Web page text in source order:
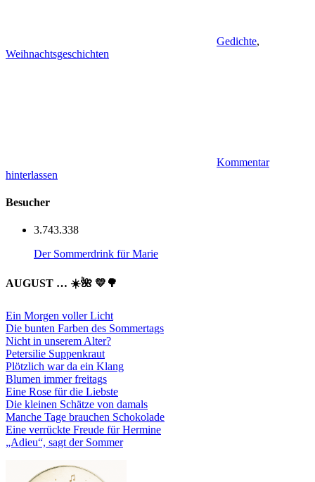
Gedichte,
Weihnachtsgeschichten
Kommentar
hinterlassen
Besucher
3.743.338
Der Sommerdrink für Marie
AUGUST … ☀️🌺 💛🌳
Ein Morgen voller Licht
Die bunten Farben des Sommertags
Nicht in unserem Alter?
Petersilie Suppenkraut
Plötzlich war da ein Klang
Blumen immer freitags
Eine Rose für die Liebste
Die kleinen Schätze von damals
Manche Tage brauchen Schokolade
Eine verrückte Freude für Hermine
„Adieu“, sagt der Sommer